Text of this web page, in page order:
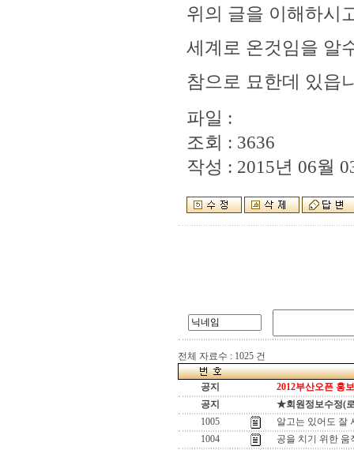
위의 글을 이해하시
세계로 온것임을 알
참으로 묘한데 있읍
파일 :
조회 : 3636
작성 : 2015년 06월
전체 자료수 : 1025 건
공지
2012부산오픈 홍
공지
★회원정보수정(
1005
알고는 있어도 잘
1004
공을 치기 위한 움